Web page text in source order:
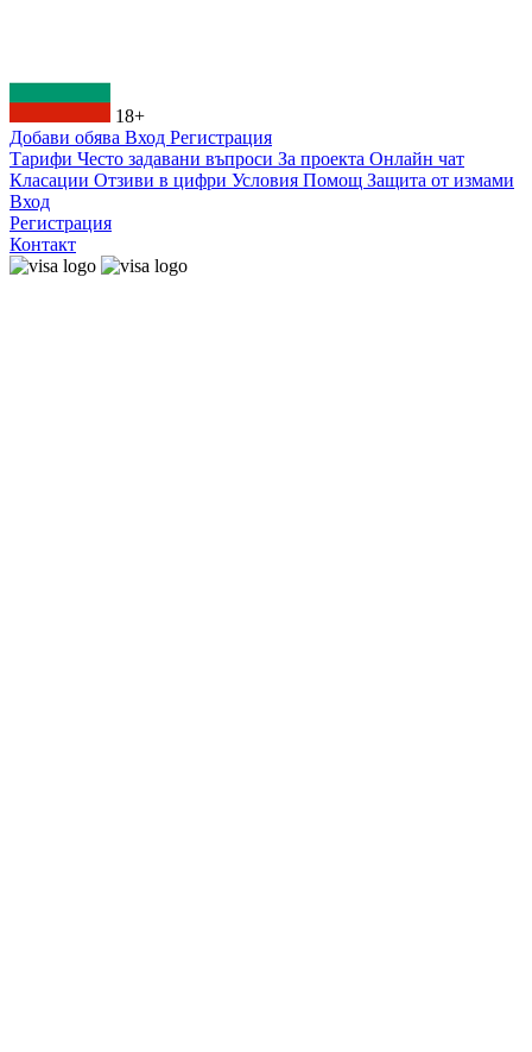
18+
Добави обява Вход Регистрация
Тарифи Често задавани въпроси За проекта Онлайн чат
Класации Отзиви в цифри Условия Помощ Защита от измами
Вход
Регистрация
Контакт